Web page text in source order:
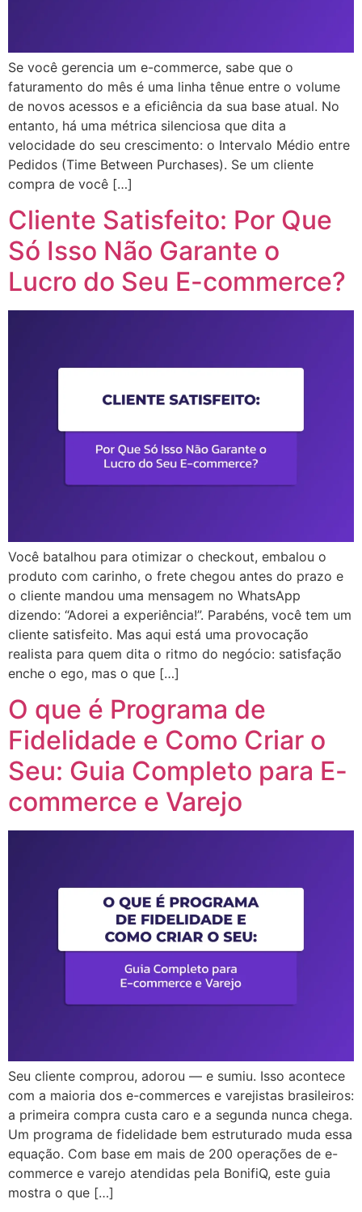
Se você gerencia um e-commerce, sabe que o
faturamento do mês é uma linha tênue entre o volume
de novos acessos e a eficiência da sua base atual. No
entanto, há uma métrica silenciosa que dita a
velocidade do seu crescimento: o Intervalo Médio entre
Pedidos (Time Between Purchases). Se um cliente
compra de você […]
Cliente Satisfeito: Por Que
Só Isso Não Garante o
Lucro do Seu E-commerce?
Você batalhou para otimizar o checkout, embalou o
produto com carinho, o frete chegou antes do prazo e
o cliente mandou uma mensagem no WhatsApp
dizendo: “Adorei a experiência!”. Parabéns, você tem um
cliente satisfeito. Mas aqui está uma provocação
realista para quem dita o ritmo do negócio: satisfação
enche o ego, mas o que […]
O que é Programa de
Fidelidade e Como Criar o
Seu: Guia Completo para E-
commerce e Varejo
Seu cliente comprou, adorou — e sumiu. Isso acontece
com a maioria dos e-commerces e varejistas brasileiros:
a primeira compra custa caro e a segunda nunca chega.
Um programa de fidelidade bem estruturado muda essa
equação. Com base em mais de 200 operações de e-
commerce e varejo atendidas pela BonifiQ, este guia
mostra o que […]